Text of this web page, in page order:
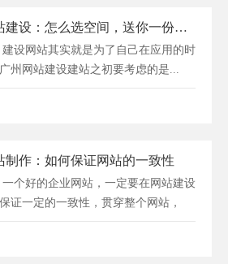
广州网站建设：怎么选空间，送你一份指南
其实就是为了自己在应用的时
州网站建设建站之初要考虑的是...
制作：如何保证网站的一致性
企业网站，一定要在网站建设
证一定的一致性，贯穿整个网站，